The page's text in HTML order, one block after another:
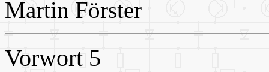
Martin Förster
Vorwort 5